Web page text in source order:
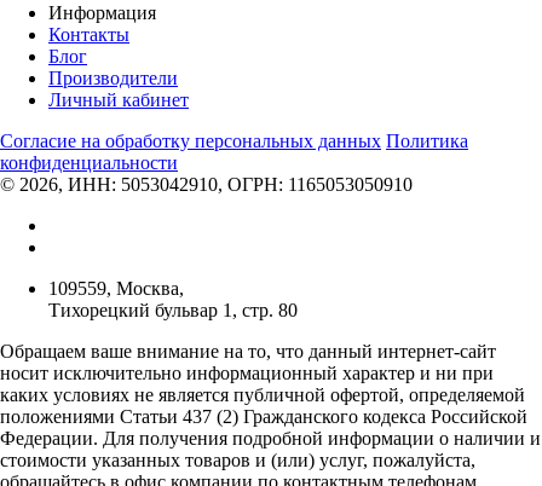
Информация
Контакты
Блог
Производители
Личный кабинет
Согласие на обработку персональных данных Политикa
конфиденциальности
© 2026, ИНН: 5053042910, ОГРН: 1165053050910
109559, Москва,
Тихорецкий бульвар 1, стр. 80
Обращаем ваше внимание на то, что данный интернет-сайт
носит исключительно информационный характер и ни при
каких условиях не является публичной офертой, определяемой
положениями Статьи 437 (2) Гражданского кодекса Российской
Федерации. Для получения подробной информации о наличии и
стоимости указанных товаров и (или) услуг, пожалуйста,
обращайтесь в офис компании по контактным телефонам,